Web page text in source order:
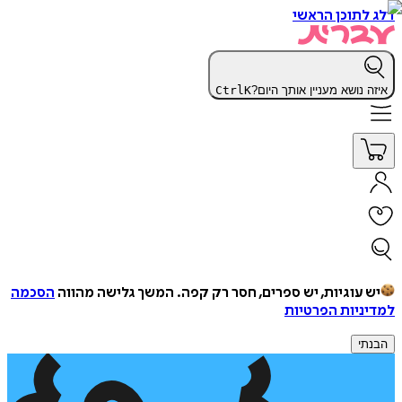
דלג לתוכן הראשי
איזה נושא מעניין אותך היום? CtrlK
יש עוגיות, יש ספרים, חסר רק קפה. המשך גלישה מהווה הסכמה
למדיניות הפרטיות
הבנתי